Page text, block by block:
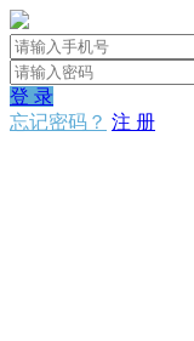
登 录
忘记密码？ 注 册